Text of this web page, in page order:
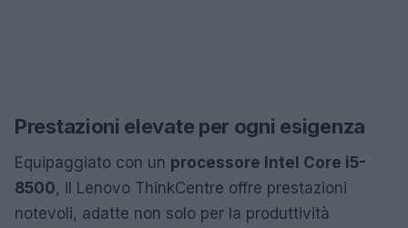
Prestazioni elevate per ogni esigenza
Equipaggiato con un processore Intel Core i5-
8500, il Lenovo ThinkCentre offre prestazioni
notevoli, adatte non solo per la produttività